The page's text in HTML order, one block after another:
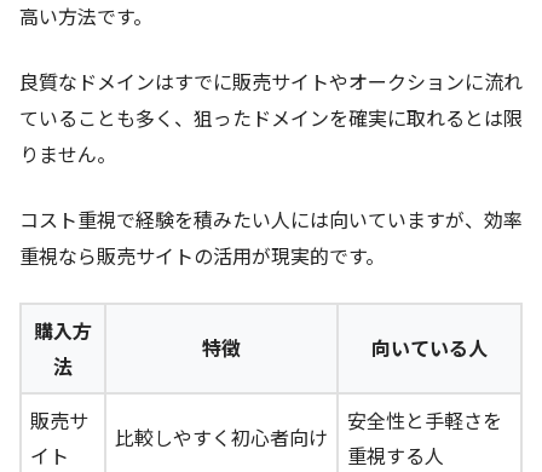
高い方法です。
良質なドメインはすでに販売サイトやオークションに流れ
ていることも多く、狙ったドメインを確実に取れるとは限
りません。
コスト重視で経験を積みたい人には向いていますが、効率
重視なら販売サイトの活用が現実的です。
購入方
法
特徴 向いている人
販売サ
イト
比較しやすく初心者向け
安全性と手軽さを
重視する人